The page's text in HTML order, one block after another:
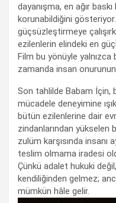
dayanışma, en ağır
korunabildiğini gösteriyor.
güçsüzleştirmeye
ezilenlerin elindeki en
Film bu yönüyle yalnızca
zamanda insan
Son tahlilde Babam İçin,
mücadele deneyimine
bütün ezilenlerine dair
zindanlarından yükselen
zulüm karşısında
teslim olmama iradesi
Çünkü adalet hukuki
kendiliğinden gelmez;
mümkün hâle gelir.